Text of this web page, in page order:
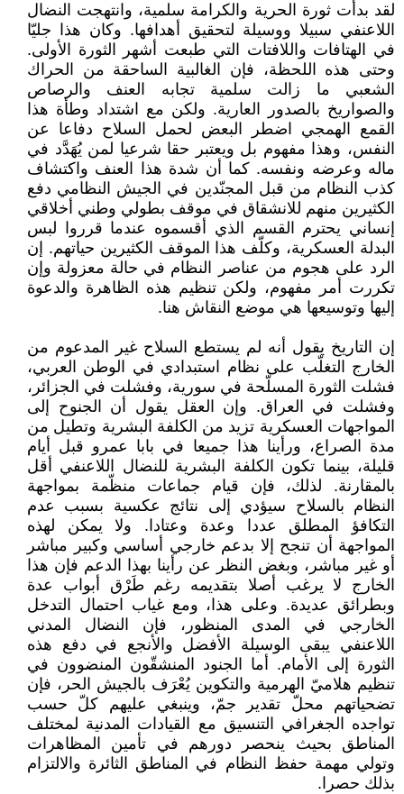
لقد بدأت ثورة الحرية والكرامة سلمية، وانتهجت النضال
اللاعنفي سبيلا ووسيلة لتحقيق أهدافها. وكان هذا جليّا
في الهتافات واللافتات التي طبعت أشهر الثورة الأولى.
وحتى هذه اللحظة، فإن الغالبية الساحقة من الحراك
الشعبي ما زالت سلمية تجابه العنف والرصاص
والصواريخ بالصدور العارية. ولكن مع اشتداد وطأة هذا
القمع الهمجي اضطر البعض لحمل السلاح دفاعا عن
النفس، وهذا مفهوم بل ويعتبر حقا شرعيا لمن يُهَدَّد في
ماله وعرضه ونفسه. كما أن شدة هذا العنف واكتشاف
كذب النظام من قبل المجنّدين في الجيش النظامي دفع
الكثيرين منهم للانشقاق في موقف بطولي وطني أخلاقي
إنساني يحترم القسم الذي أقسموه عندما قرروا لبس
البدلة العسكرية، وكلّف هذا الموقف الكثيرين حياتهم. إن
الرد على هجوم من عناصر النظام في حالة معزولة وإن
تكررت أمر مفهوم، ولكن تنظيم هذه الظاهرة والدعوة
إليها وتوسيعها هي موضع النقاش هنا.
إن التاريخ يقول أنه لم يستطع السلاح غير المدعوم من
الخارج التغلّب على نظام استبدادي في الوطن العربي،
فشلت الثورة المسلّحة في سورية، وفشلت في الجزائر،
وفشلت في العراق. وإن العقل يقول أن الجنوح إلى
المواجهات العسكرية تزيد من الكلفة البشرية وتطيل من
مدة الصراع، ورأينا هذا جميعا في بابا عمرو قبل أيام
قليلة، بينما تكون الكلفة البشرية للنضال اللاعنفي أقل
بالمقارنة. لذلك، فإن قيام جماعات منظّمة بمواجهة
النظام بالسلاح سيؤدي إلى نتائج عكسية بسبب عدم
التكافؤ المطلق عددا وعدة وعتادا. ولا يمكن لهذه
المواجهة أن تنجح إلا بدعم خارجي أساسي وكبير مباشر
أو غير مباشر، وبغض النظر عن رأينا بهذا الدعم فإن هذا
الخارج لا يرغب أصلا بتقديمه رغم طَرْق أبواب عدة
وبطرائق عديدة. وعلى هذا، ومع غياب احتمال التدخل
الخارجي في المدى المنظور، فإن النضال المدني
اللاعنفي يبقى الوسيلة الأفضل والأنجع في دفع هذه
الثورة إلى الأمام. أما الجنود المنشقّون المنضوون في
تنظيم هلاميّ الهرمية والتكوين يُعْرَف بالجيش الحر، فإن
تضحياتهم محلّ تقدير جمّ، وينبغي عليهم كلّ حسب
تواجده الجغرافي التنسيق مع القيادات المدنية لمختلف
المناطق بحيث ينحصر دورهم في تأمين المظاهرات
وتولي مهمة حفظ النظام في المناطق الثائرة والالتزام
بذلك حصرا.